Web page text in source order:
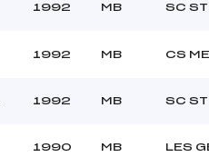
1992 MB SC
1992 MB CS
1992 MB SC
1990 MB LES